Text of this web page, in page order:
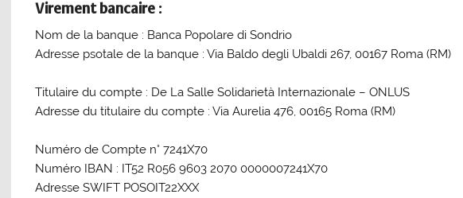
Virement bancaire :
Nom de la banque : Banca Popolare di Sondrio
Adresse psotale de la banque : Via Baldo degli Ubaldi 267, 00167 Roma (RM)
Titulaire du compte : De La Salle Solidarietà Internazionale – ONLUS
Adresse du titulaire du compte : Via Aurelia 476, 00165 Roma (RM)
Numéro de Compte n° 7241X70
Numéro IBAN : IT52 R056 9603 2070 0000007241X70
Adresse SWIFT POSOIT22XXX